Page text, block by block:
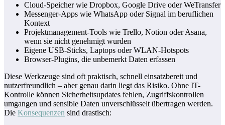
Cloud-Speicher wie Dropbox, Google Drive oder WeTransfer
Messenger-Apps wie WhatsApp oder Signal im beruflichen
Kontext
Projektmanagement-Tools wie Trello, Notion oder Asana,
wenn sie nicht genehmigt wurden
Eigene USB-Sticks, Laptops oder WLAN-Hotspots
Browser-Plugins, die unbemerkt Daten erfassen
Diese Werkzeuge sind oft praktisch, schnell einsatzbereit und
nutzerfreundlich – aber genau darin liegt das Risiko. Ohne IT-
Kontrolle können Sicherheitsupdates fehlen, Zugriffskontrollen
umgangen und sensible Daten unverschlüsselt übertragen werden.
Die Konsequenzen sind drastisch: